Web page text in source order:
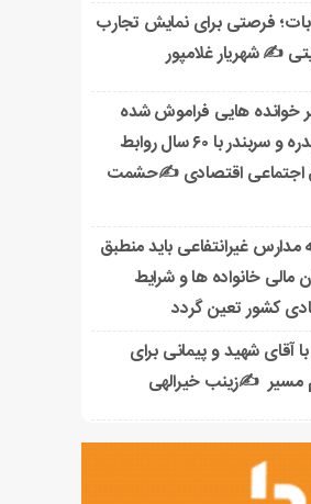
فرصتی برای نمایش تجارب
✍ شهریار غلامپور
خوانده هایی فراموش شده
بنام بدره و سربندر با ۶۰ سال روابط
اجتماعی اقتصادی ✍حشمت
مدارس غیرانتفاعی باید منطبق
مالی خانواده ها و شرایط
کشور تعین گردد
آقای شهید و پیمانی برای
مسیر ✍زینب خیرالهی